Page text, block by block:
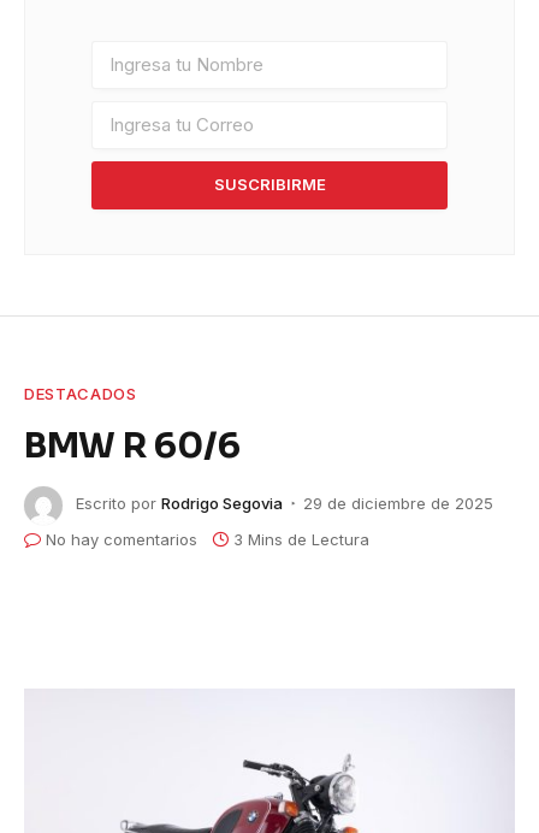
SUSCRIBIRME
DESTACADOS
BMW R 60/6
Escrito por Rodrigo Segovia
29 de diciembre de 2025
No hay comentarios
3 Mins de Lectura